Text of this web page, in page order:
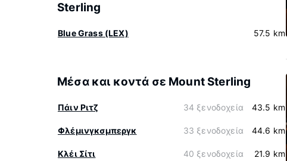
Sterling
Blue Grass (LEX) 57.5 km
Μέσα και κοντά σε Mount Sterling
Πάιν Ριτζ 34 ξενοδοχεία 43.5 km
Φλέμινγκσμπεργκ 33 ξενοδοχεία 44.6 km
Κλέι Σίτι 40 ξενοδοχεία 21.9 km